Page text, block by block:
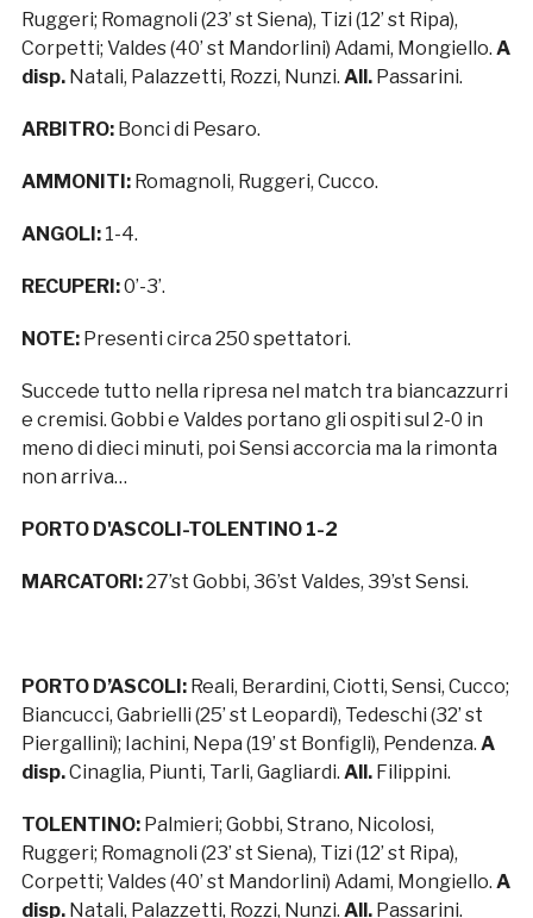
Ruggeri; Romagnoli (23’ st Siena), Tizi (12’ st Ripa),
Corpetti; Valdes (40’ st Mandorlini) Adami, Mongiello. A
disp. Natali, Palazzetti, Rozzi, Nunzi. All. Passarini.
ARBITRO: Bonci di Pesaro.
AMMONITI: Romagnoli, Ruggeri, Cucco.
ANGOLI: 1-4.
RECUPERI:0’-3’.
NOTE: Presenti circa 250 spettatori.
Succede tutto nella ripresa nel match tra biancazzurri
e cremisi. Gobbi e Valdes portano gli ospiti sul 2-0 in
meno di dieci minuti, poi Sensi accorcia ma la rimonta
non arriva…
PORTO D'ASCOLI-TOLENTINO 1-2
MARCATORI:27’st Gobbi, 36’st Valdes, 39’st Sensi.
PORTO D’ASCOLI: Reali, Berardini, Ciotti, Sensi, Cucco;
Biancucci, Gabrielli (25’ st Leopardi), Tedeschi (32’ st
Piergallini); Iachini, Nepa (19’ st Bonfigli), Pendenza. A
disp.Cinaglia, Piunti, Tarli, Gagliardi. All. Filippini.
TOLENTINO: Palmieri; Gobbi, Strano, Nicolosi,
Ruggeri; Romagnoli (23’ st Siena), Tizi (12’ st Ripa),
Corpetti; Valdes (40’ st Mandorlini) Adami, Mongiello. A
disp. Natali, Palazzetti, Rozzi, Nunzi. All. Passarini.